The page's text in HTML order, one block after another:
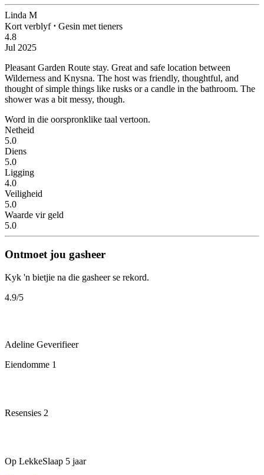
Linda M
Kort verblyf ⋅ Gesin met tieners
4.8
Jul 2025
Pleasant Garden Route stay. Great and safe location between
Wilderness and Knysna. The host was friendly, thoughtful, and
thought of simple things like rusks or a candle in the bathroom. The
shower was a bit messy, though.
Word in die oorspronklike taal vertoon.
Netheid
5.0
Diens
5.0
Ligging
4.0
Veiligheid
5.0
Waarde vir geld
5.0
Ontmoet jou gasheer
Kyk 'n bietjie na die gasheer se rekord.
4.9/5
Adeline Geverifieer
Eiendomme 1
Resensies 2
Op LekkeSlaap 5 jaar